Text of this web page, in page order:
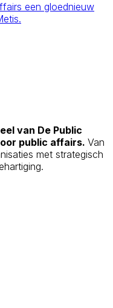
een gloednieuw
van De Public
public affairs. Van
met strategisch